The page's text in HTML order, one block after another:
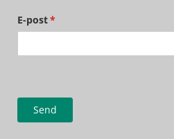
E-post*
(nødvendig)
Send